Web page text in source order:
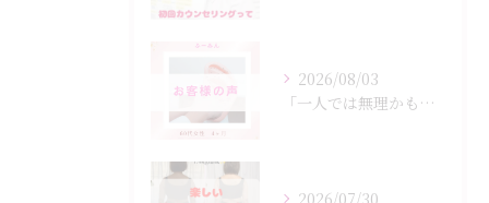
2026/08/03
「一人では無理かも…」
2026/07/30